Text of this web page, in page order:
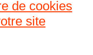
de cookies
site